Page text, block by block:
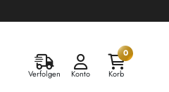
Verfolgen Konto
0
Korb